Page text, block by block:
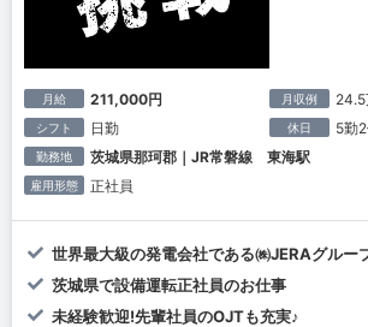
月給 211,000円 月収例 24.5
シフト 日勤 休日 5勤2
勤務地 茨城県那珂郡｜JR常磐線 東海駅
雇用形態 正社員
世界最大級の発電会社である㈱JERAグルー
茨城県で設備運転正社員のお仕事
未経験歓迎!先輩社員のOJTも充実♪